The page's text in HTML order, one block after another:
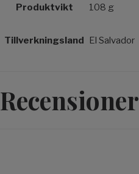
Produktvikt 108 g
Tillverkningsland El Salvador
Recensioner